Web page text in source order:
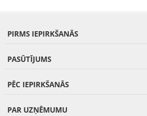
PIRMS IEPIRKŠANĀS
PASŪTĪJUMS
PĒC IEPIRKŠANĀS
PAR UZŅĒMUMU